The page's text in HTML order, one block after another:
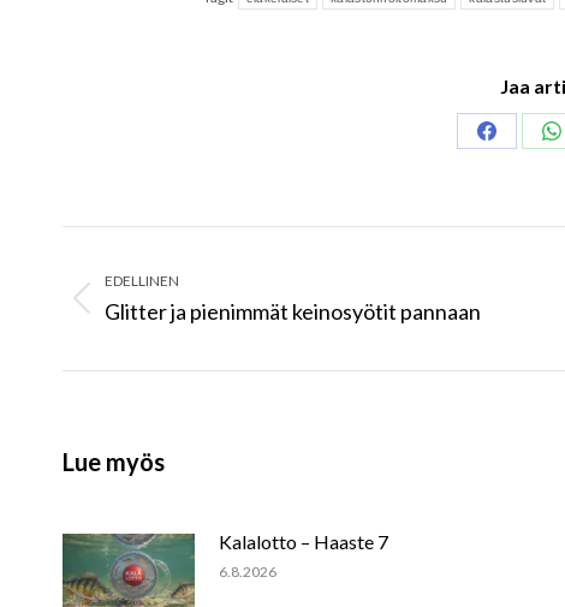
Jaa
Share
navigation
EDELLINEN
Previous
Glitter ja pienimmät keinosyötit pannaan
Lue myös
Kalalotto – Haaste 7
6.8.2026